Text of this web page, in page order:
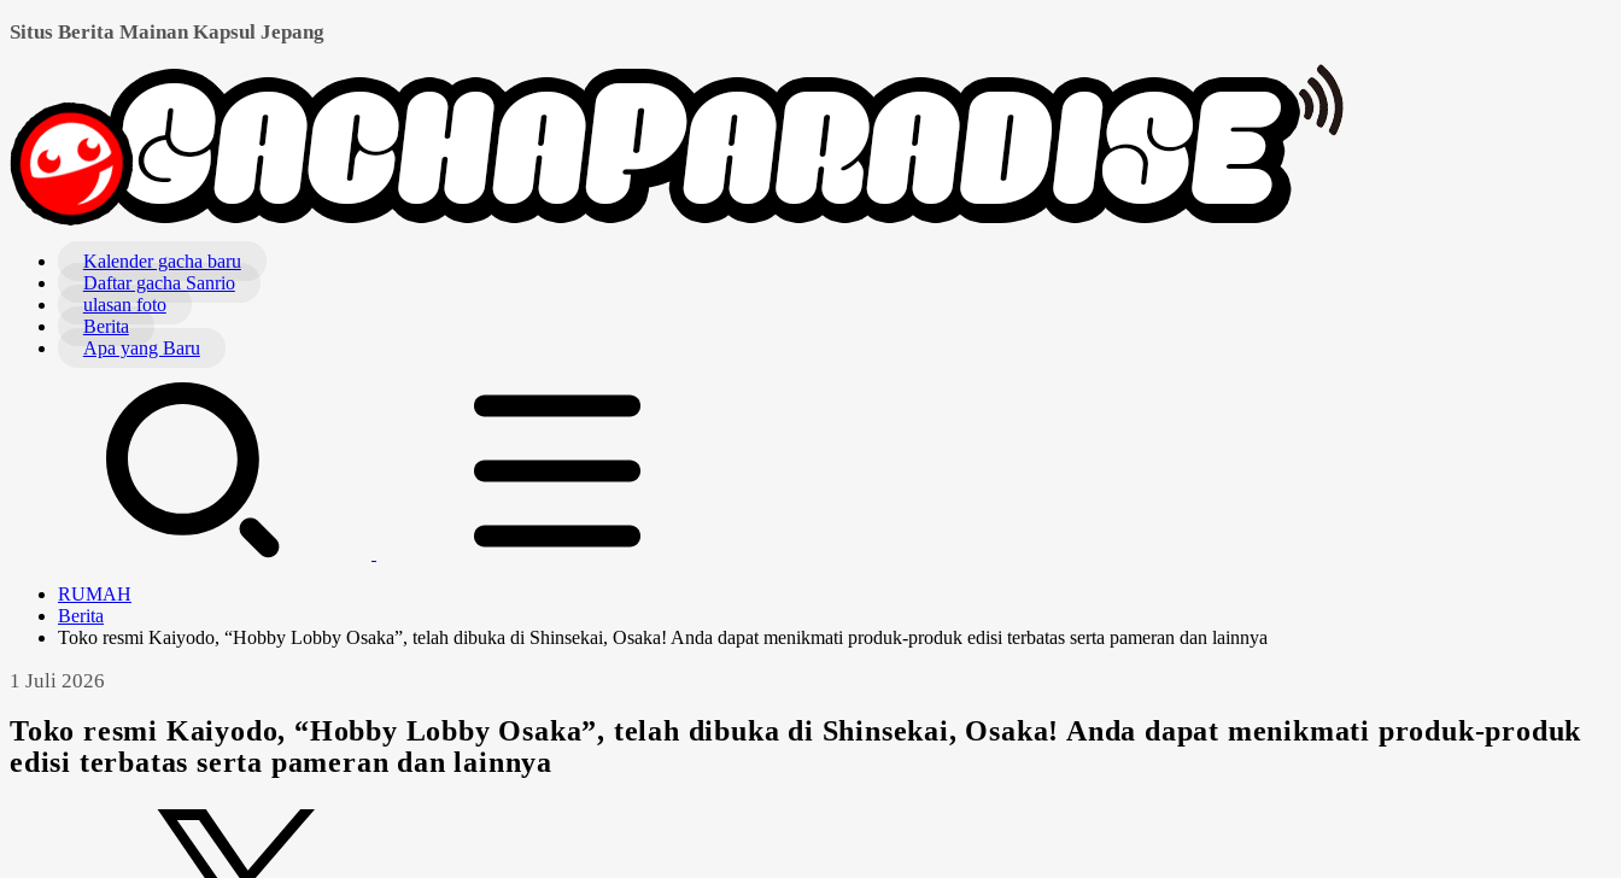
Situs Berita Mainan Kapsul Jepang
Kalender gacha baru
Daftar gacha Sanrio
ulasan foto
Berita
Apa yang Baru
RUMAH
Berita
Toko resmi Kaiyodo, “Hobby Lobby Osaka”, telah dibuka di Shinsekai, Osaka! Anda dapat menikmati produk-produk edisi terbatas serta pameran dan lainnya
1 Juli 2026
Toko resmi Kaiyodo, “Hobby Lobby Osaka”, telah dibuka di Shinsekai, Osaka! Anda dapat menikmati produk-produk
edisi terbatas serta pameran dan lainnya